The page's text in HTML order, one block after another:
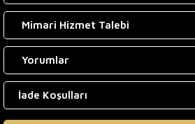
Mimari Hizmet Talebi
Yorumlar
İade Koşulları